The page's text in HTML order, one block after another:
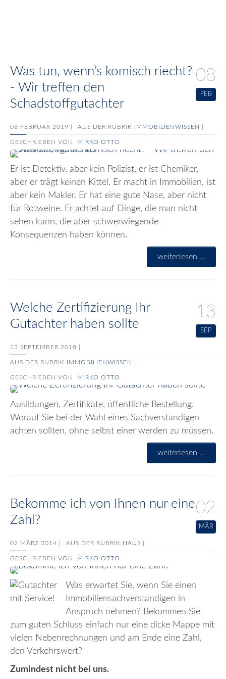
08
FEB
Was tun, wenn’s komisch riecht?
- Wir treffen den
Schadstoffgutachter
08 FEBRUAR 2019 | AUS DER RUBRIK IMMOBILIENWISSEN
GESCHRIEBEN VON MIRKO OTTO
Er ist Detektiv, aber kein Polizist, er ist Chemiker,
aber er trägt keinen Kittel. Er macht in Immobilien, ist
aber kein Makler. Er hat eine gute Nase, aber nicht
für Rotweine. Er achtet auf Dinge, die man nicht
sehen kann, die aber schwerwiegende
Konsequenzen haben können.
weiterlesen ...
13
SEP
Welche Zertifizierung Ihr
Gutachter haben sollte
13 SEPTEMBER 2018 |
AUS DER RUBRIK IMMOBILIENWISSEN
GESCHRIEBEN VON MIRKO OTTO
Ausildungen, Zertifikate, öffentliche Bestellung.
Worauf Sie bei der Wahl eines Sachverständigen
achten sollten, ohne selbst einer werden zu müssen.
weiterlesen ...
02
MÄR
Bekomme ich von Ihnen nur eine
Zahl?
02 MÄRZ 2014 | AUS DER RUBRIK HAUS
GESCHRIEBEN VON MIRKO OTTO
Was erwartet Sie, wenn Sie einen
Immobiliensachverständigen in
Anspruch nehmen? Bekommen Sie
zum guten Schluss einfach nur eine dicke Mappe mit
vielen Nebenrechnungen und am Ende eine Zahl,
den Verkehrswert?
Zumindest nicht bei uns.